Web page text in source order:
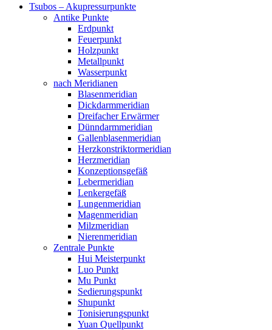
Tsubos – Akupressurpunkte
Antike Punkte
Erdpunkt
Feuerpunkt
Holzpunkt
Metallpunkt
Wasserpunkt
nach Meridianen
Blasenmeridian
Dickdarmmeridian
Dreifacher Erwärmer
Dünndarmmeridian
Gallenblasenmeridian
Herzkonstriktormeridian
Herzmeridian
Konzeptionsgefäß
Lebermeridian
Lenkergefäß
Lungenmeridian
Magenmeridian
Milzmeridian
Nierenmeridian
Zentrale Punkte
Hui Meisterpunkt
Luo Punkt
Mu Punkt
Sedierungspunkt
Shupunkt
Tonisierungspunkt
Yuan Quellpunkt